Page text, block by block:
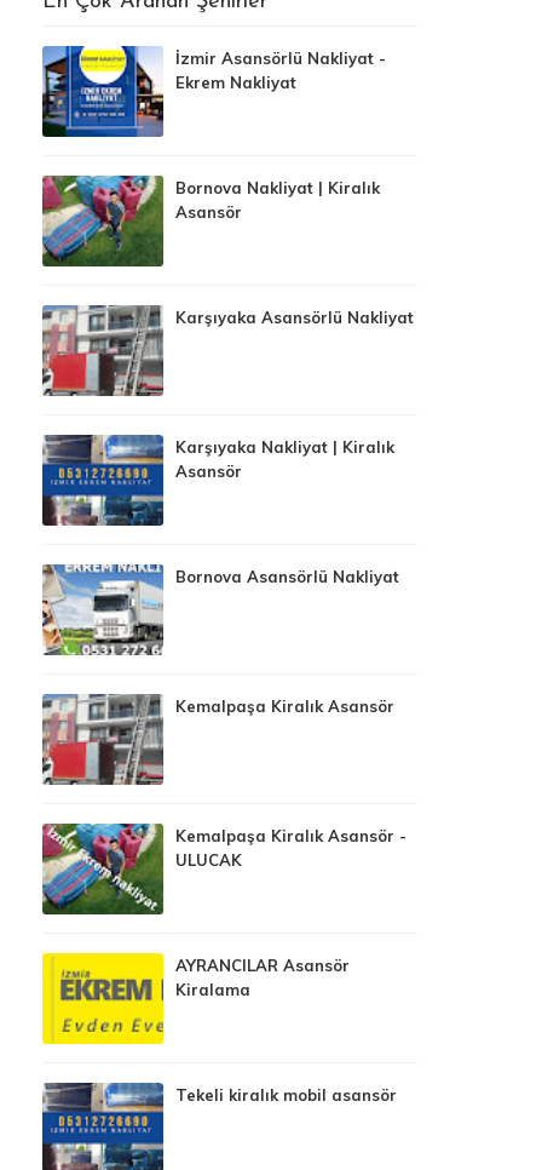
İzmir Asansörlü Nakliyat -
Ekrem Nakliyat
Bornova Nakliyat | Kiralık
Asansör
Karşıyaka Asansörlü Nakliyat
Karşıyaka Nakliyat | Kiralık
Asansör
Bornova Asansörlü Nakliyat
Kemalpaşa Kiralık Asansör
Kemalpaşa Kiralık Asansör -
ULUCAK
AYRANCILAR Asansör
Kiralama
Tekeli kiralık mobil asansör